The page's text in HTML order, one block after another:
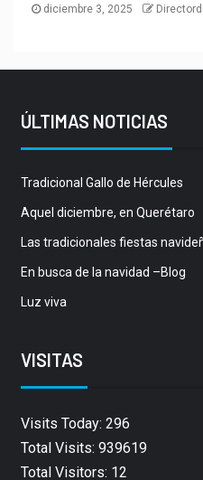
diciembre 3, 2025
ÚLTIMAS NOTICIAS
Tradicional Gallo de Hércules
Aquel diciembre, en Querétaro
Las tradicionales fiestas
En busca de la navidad –Blog
Luz viva
VISITAS
Visits Today: 296
Total Visits: 939619
Total Visitors: 12